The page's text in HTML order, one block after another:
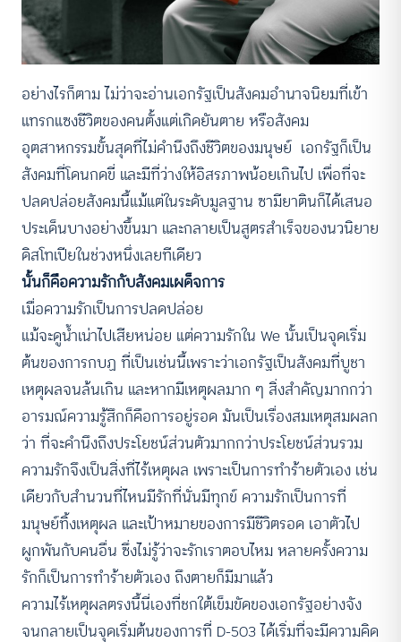
อย่างไรก็ตาม ไม่ว่าจะอ่านเอกรัฐเป็นสังคมอำนาจนิยมที่เข้า
แทรกแซงชีวิตของคนตั้งแต่เกิดยันตาย หรือสังคม
อุตสาหกรรมขั้นสุดที่ไม่คำนึงถึงชีวิตของมนุษย์ เอกรัฐก็เป็น
สังคมที่โดนกดขี่ และมีที่ว่างให้อิสรภาพน้อยเกินไป เพื่อที่จะ
ปลดปล่อยสังคมนี้แม้แต่ในระดับมูลฐาน ซามียาตินก็ได้เสนอ
ประเด็นบางอย่างขึ้นมา และกลายเป็นสูตรสำเร็จของนวนิยาย
ดิสโทเปียในช่วงหนึ่งเลยทีเดียว
นั้นก็คือความรักกับสังคมเผด็จการ
เมื่อความรักเป็นการปลดปล่อย
แม้จะดูน้ำเน่าไปเสียหน่อย แต่ความรักใน We นั้นเป็นจุดเริ่ม
ต้นของการกบฏ ที่เป็นเช่นนี้เพราะว่าเอกรัฐเป็นสังคมที่บูชา
เหตุผลจนล้นเกิน และหากมีเหตุผลมาก ๆ สิ่งสำคัญมากกว่า
อารมณ์ความรู้สึกก็คือการอยู่รอด มันเป็นเรื่องสมเหตุสมผลก
ว่า ที่จะคำนึงถึงประโยชน์ส่วนตัวมากกว่าประโยชน์ส่วนรวม
ความรักจึงเป็นสิ่งที่ไร้เหตุผล เพราะเป็นการทำร้ายตัวเอง เช่น
เดียวกับสำนวนที่ไหนมีรักที่นั่นมีทุกข์ ความรักเป็นการที่
มนุษย์ทิ้งเหตุผล และเป้าหมายของการมีชีวิตรอด เอาตัวไป
ผูกพันกับคนอื่น ซึ่งไม่รู้ว่าจะรักเราตอบไหม หลายครั้งความ
รักก็เป็นการทำร้ายตัวเอง ถึงตายก็มีมาแล้ว
ความไร้เหตุผลตรงนี้นี่เองที่ชกใต้เข็มขัดของเอกรัฐอย่างจัง
จนกลายเป็นจุดเริ่มต้นของการที่ D-503 ได้เริ่มที่จะมีความคิด